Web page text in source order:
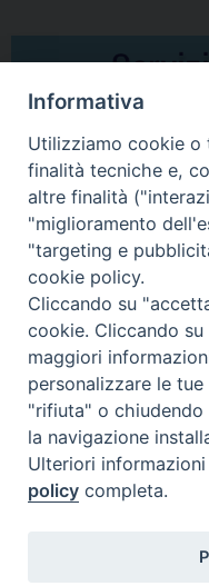
Comunicati Stampa
Il cordoglio dei Vescovi di
Superbo
Nasce la Consulta Diocesana
2026 ©
Informativa
Utilizziamo cookie o
finalità tecniche e,
altre finalità
"miglioramento
"targeting e
cookie policy.
Cliccando su
cookie. Cliccando
maggiori
personalizzare le
"rifiuta" o chiudendo
la navigazione
Ulteriori
policy completa.